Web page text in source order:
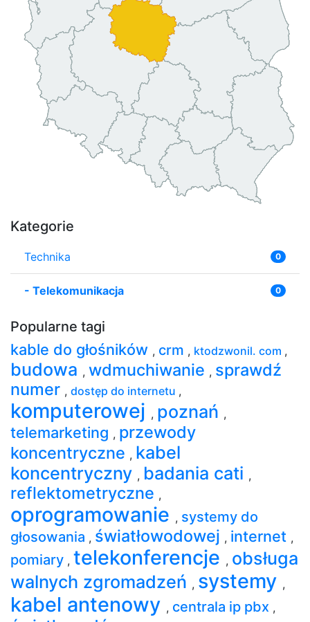
Kategorie
Technika 0
- Telekomunikacja 0
Popularne tagi
kable do głośników , crm , ktodzwonil. com ,
budowa , wdmuchiwanie , sprawdź
numer , dostęp do internetu ,
komputerowej , poznań ,
telemarketing , przewody
koncentryczne , kabel
koncentryczny , badania cati ,
reflektometryczne ,
oprogramowanie , systemy do
głosowania , światłowodowej , internet ,
pomiary , telekonferencje , obsługa
walnych zgromadzeń , systemy ,
kabel antenowy , centrala ip pbx ,